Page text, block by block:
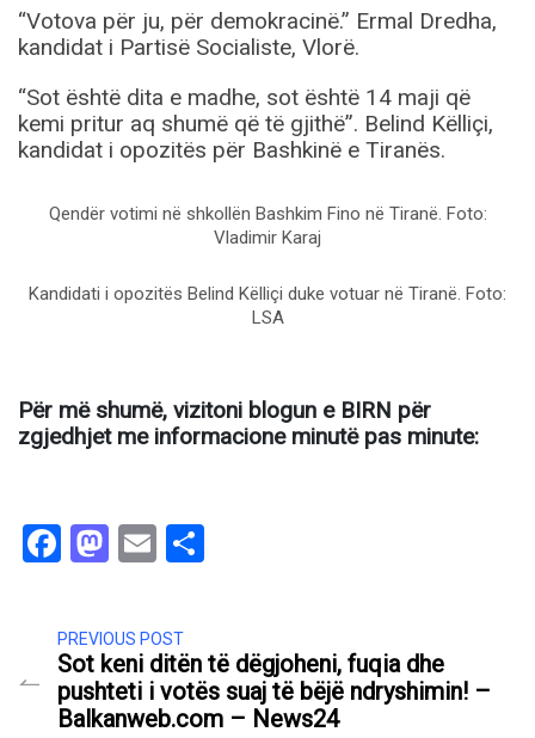
“Votova për ju, për demokracinë.” Ermal Dredha,
kandidat i Partisë Socialiste, Vlorë.
“Sot është dita e madhe, sot është 14 maji që
kemi pritur aq shumë që të gjithë”. Belind Këlliçi,
kandidat i opozitës për Bashkinë e Tiranës.
Qendër votimi në shkollën Bashkim Fino në Tiranë. Foto:
Vladimir Karaj
Kandidati i opozitës Belind Këlliçi duke votuar në Tiranë. Foto:
LSA
Për më shumë, vizitoni blogun e BIRN për
zgjedhjet me informacione minutë pas minute:
Facebook
Mastodon
Email
PREVIOUS POST
Sot keni ditën të dëgjoheni, fuqia dhe
pushteti i votës suaj të bëjë ndryshimin! –
Balkanweb.com – News24